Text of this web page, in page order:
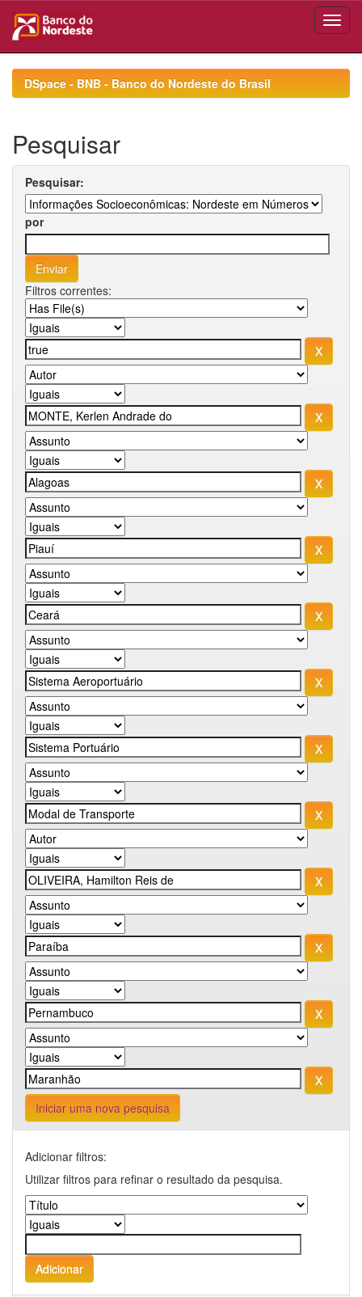
navigationDSpace - BNB - Banco do Nordeste do Brasil
Pesquisar
Pesquisar:
por
Filtros correntes:
Iniciar uma nova pesquisa
Adicionar filtros:
Utilizar filtros para refinar o resultado da pesquisa.